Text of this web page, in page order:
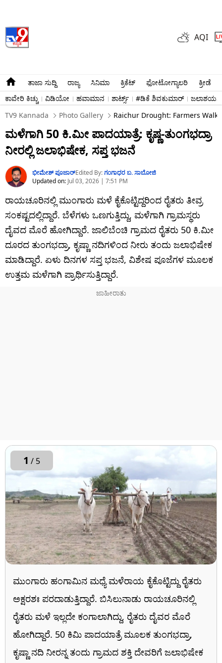
AQI
ತಾಜಾ ಸುದ್ದಿ ರಾಜ್ಯ ಸಿನಿಮಾ ಕ್ರಿಕೆಟ್​ ಫೋಟೋಗ್ಯಾಲರಿ
ಕ್ರೀಡೆ
ಕಾವೇರಿ ಕಿಚ್ಚು
ವಿಡಿಯೋ ಹವಾಮಾನ ಶಾರ್ಟ್ಸ್​ #ಡಿಕೆ ಶಿವಕುಮಾರ್​
TV9 Kannada
Photo Gallery Raichur Drought: Farmers
ಮಳೆಗಾಗಿ 50 ಕಿ.ಮೀ ಪಾದಯಾತ್ರೆ: ಕೃಷ್ಣ-ತುಂಗಭದ್ರಾ
ನೀರಲ್ಲಿ ಜಲಾಭಿಷೇಕ, ಸಪ್ತ ಭಜನೆ
ಭೀಮೇಶ್​​ ಪೂಜಾರ್Edited By:ಗಂಗಾಧರ​ ಬ. ಸಾಬೋಜಿ
Updated on: Jul 03, 2026 | 7:51 PM
ರಾಯಚೂರಿನಲ್ಲಿ ಮುಂಗಾರು ಮಳೆ ಕೈಕೊಟ್ಟಿದ್ದರಿಂದ ರೈತರು ತೀವ್ರ
ಸಂಕಷ್ಟದಲ್ಲಿದ್ದಾರೆ. ಬೆಳೆಗಳು ಒಣಗುತ್ತಿದ್ದು, ಮಳೆಗಾಗಿ ಗ್ರಾಮಸ್ಥರು
ದೈವದ ಮೊರೆ ಹೋಗಿದ್ದಾರೆ. ಜಾಲಿಬೆಂಚಿ ಗ್ರಾಮದ ರೈತರು 50 ಕಿ.ಮೀ
ದೂರದ ತುಂಗಭದ್ರಾ, ಕೃಷ್ಣಾ ನದಿಗಳಿಂದ ನೀರು ತಂದು ಜಲಾಭಿಷೇಕ
ಮಾಡಿದ್ದಾರೆ. ಏಳು ದಿನಗಳ ಸಪ್ತ ಭಜನೆ, ವಿಶೇಷ ಪೂಜೆಗಳ ಮೂಲಕ
ಉತ್ತಮ ಮಳೆಗಾಗಿ ಪ್ರಾರ್ಥಿಸುತ್ತಿದ್ದಾರೆ.
1 / 5
ಮುಂಗಾರು ಹಂಗಾಮಿನ ಮಧ್ಯೆ ಮಳೆರಾಯ ಕೈಕೊಟ್ಟಿದ್ದು ರೈತರು
ಅಕ್ಷರಶಃ ಪರದಾಡುತ್ತಿದ್ದಾರೆ. ಬಿಸಿಲುನಾಡು ರಾಯಚೂರಿನಲ್ಲಿ
ರೈತರು ಮಳೆ ಇಲ್ಲದೇ ಕಂಗಾಲಾಗಿದ್ದು, ರೈತರು ದೈವರ ಮೊರೆ
ಹೋಗಿದ್ದಾರೆ. 50 ಕಿಮಿ ಪಾದಯಾತ್ರೆ ಮೂಲಕ ತುಂಗಭದ್ರಾ,
ಕೃಷ್ಣಾ ನದಿ ನೀರನ್ನ ತಂದು ಗ್ರಾಮದ ಶಕ್ತಿ ದೇವರಿಗೆ ಜಲಾಭಿಷೇಕ